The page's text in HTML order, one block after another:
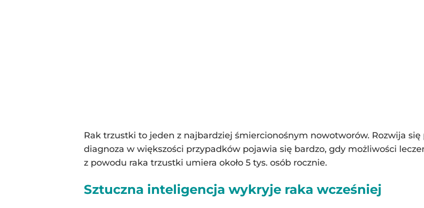
Rak trzustki to jeden z najbardziej śmiercionośnym nowotworów. Rozwija się
diagnoza w większości przypadków pojawia się bardzo, gdy możliwości
z powodu raka trzustki umiera około 5 tys. osób rocznie.
Sztuczna inteligencja wykryje raka wcześniej